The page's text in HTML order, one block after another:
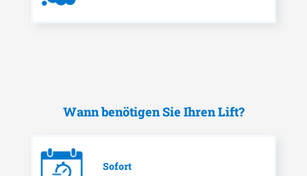
Wann benötigen Sie Ihren Lift?
Sofort